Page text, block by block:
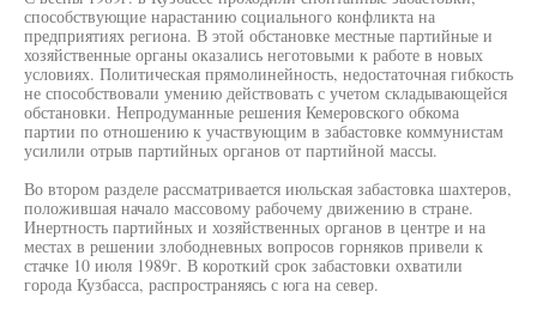
способствующие нарастанию социального конфликта на
предприятиях региона. В этой обстановке местные партийные и
хозяйственные органы оказались неготовыми к работе в новых
условиях. Политическая прямолинейность, недостаточная гибкость
не способствовали умению действовать с учетом складывающейся
обстановки. Непродуманные решения Кемеровского обкома
партии по отношению к участвующим в забастовке коммунистам
усилили отрыв партийных органов от партийной массы.
Во втором разделе рассматривается июльская забастовка шахтеров,
положившая начало массовому рабочему движению в стране.
Инертность партийных и хозяйственных органов в центре и на
местах в решении злободневных вопросов горняков привели к
стачке 10 июля 1989г. В короткий срок забастовки охватили
города Кузбасса, распространяясь с юга на север.